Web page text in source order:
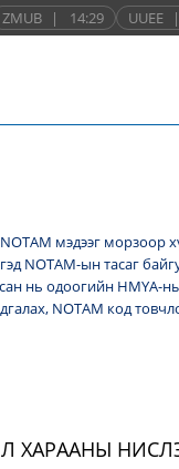
ZMUB | 14:29 UUEE |
мэдээг морзоор
NОТАМ-ын тасаг
нь одоогийн НМҮА-
NОТАМ код
ХАРААНЫ